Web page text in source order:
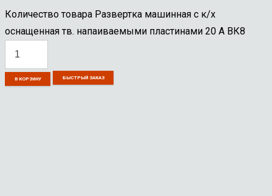
Количество товара Развертка машинная с к/х
оснащенная тв. напаиваемыми пластинами 20 А ВК8
В КОРЗИНУ БЫСТРЫЙ ЗАКАЗ